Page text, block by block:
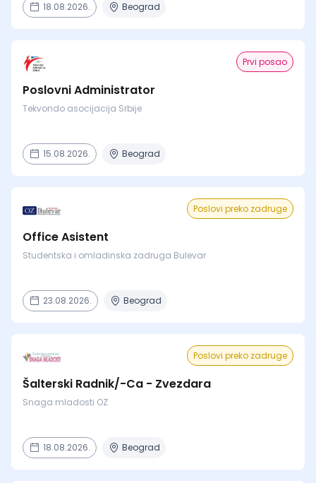
18.08.2026. Beograd
Prvi posao
Poslovni Administrator
Tekvondo asocijacija Srbije
15.08.2026. Beograd
Poslovi preko zadruge
Office Asistent
Studentska i omladinska zadruga Bulevar
23.08.2026. Beograd
Poslovi preko zadruge
Šalterski Radnik/-Ca - Zvezdara
Snaga mladosti OZ
18.08.2026. Beograd